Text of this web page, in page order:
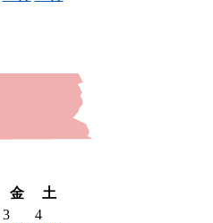
金
土
3
4